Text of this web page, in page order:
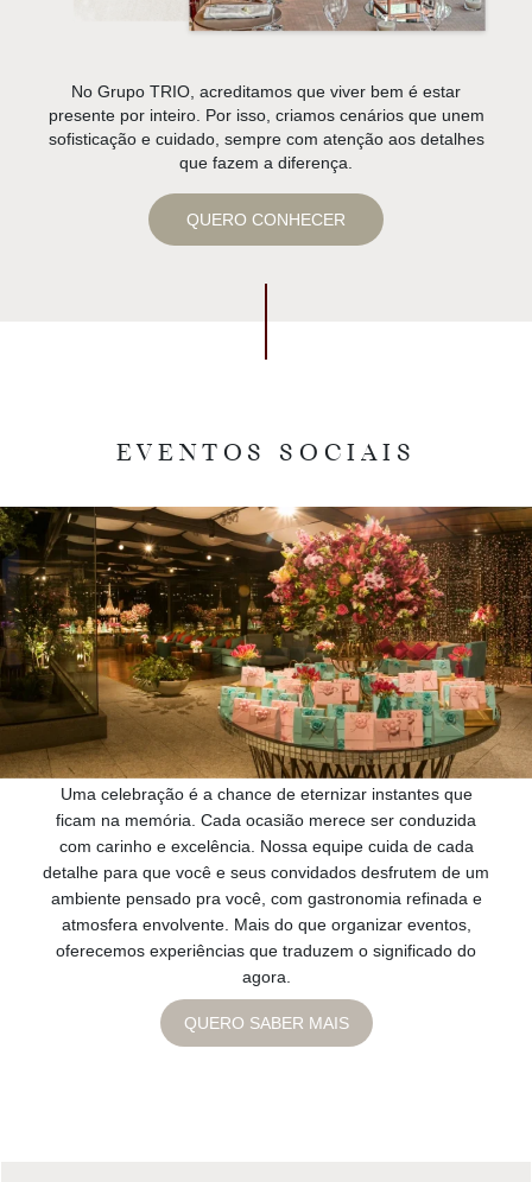
No Grupo TRIO, acreditamos que viver bem é estar
presente por inteiro. Por isso, criamos cenários que unem
sofisticação e cuidado, sempre com atenção aos detalhes
que fazem a diferença.
QUERO CONHECER
EVENTOS SOCIAIS
Uma celebração é a chance de eternizar instantes que
ficam na memória. Cada ocasião merece ser conduzida
com carinho e excelência. Nossa equipe cuida de cada
detalhe para que você e seus convidados desfrutem de um
ambiente pensado pra você, com gastronomia refinada e
atmosfera envolvente. Mais do que organizar eventos,
oferecemos experiências que traduzem o significado do
agora.
QUERO SABER MAIS